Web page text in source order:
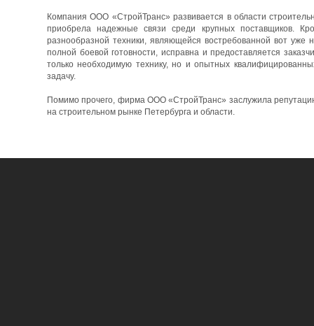
Компания ООО «СтройТранс» развивается в области
приобрела надежные связи среди крупных поставщиков.
разнообразной техники, являющейся востребованной вот уже
полной боевой готовности, исправна и предоставляется
только необходимую технику, но и опытных
задачу.
Помимо прочего, фирма ООО «СтройТранс» заслужила
на строительном рынке Петербурга и области.